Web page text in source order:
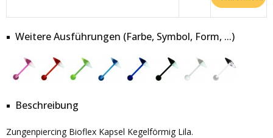
Weitere Ausführungen (Farbe, Symbol, Form, ...)
Beschreibung
Zungenpiercing Bioflex Kapsel Kegelförmig Lila.